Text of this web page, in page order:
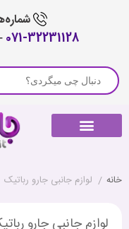
071-32231128
خانه / لوازم جانبی جارو رباتیک
لوازم جانبی جارو